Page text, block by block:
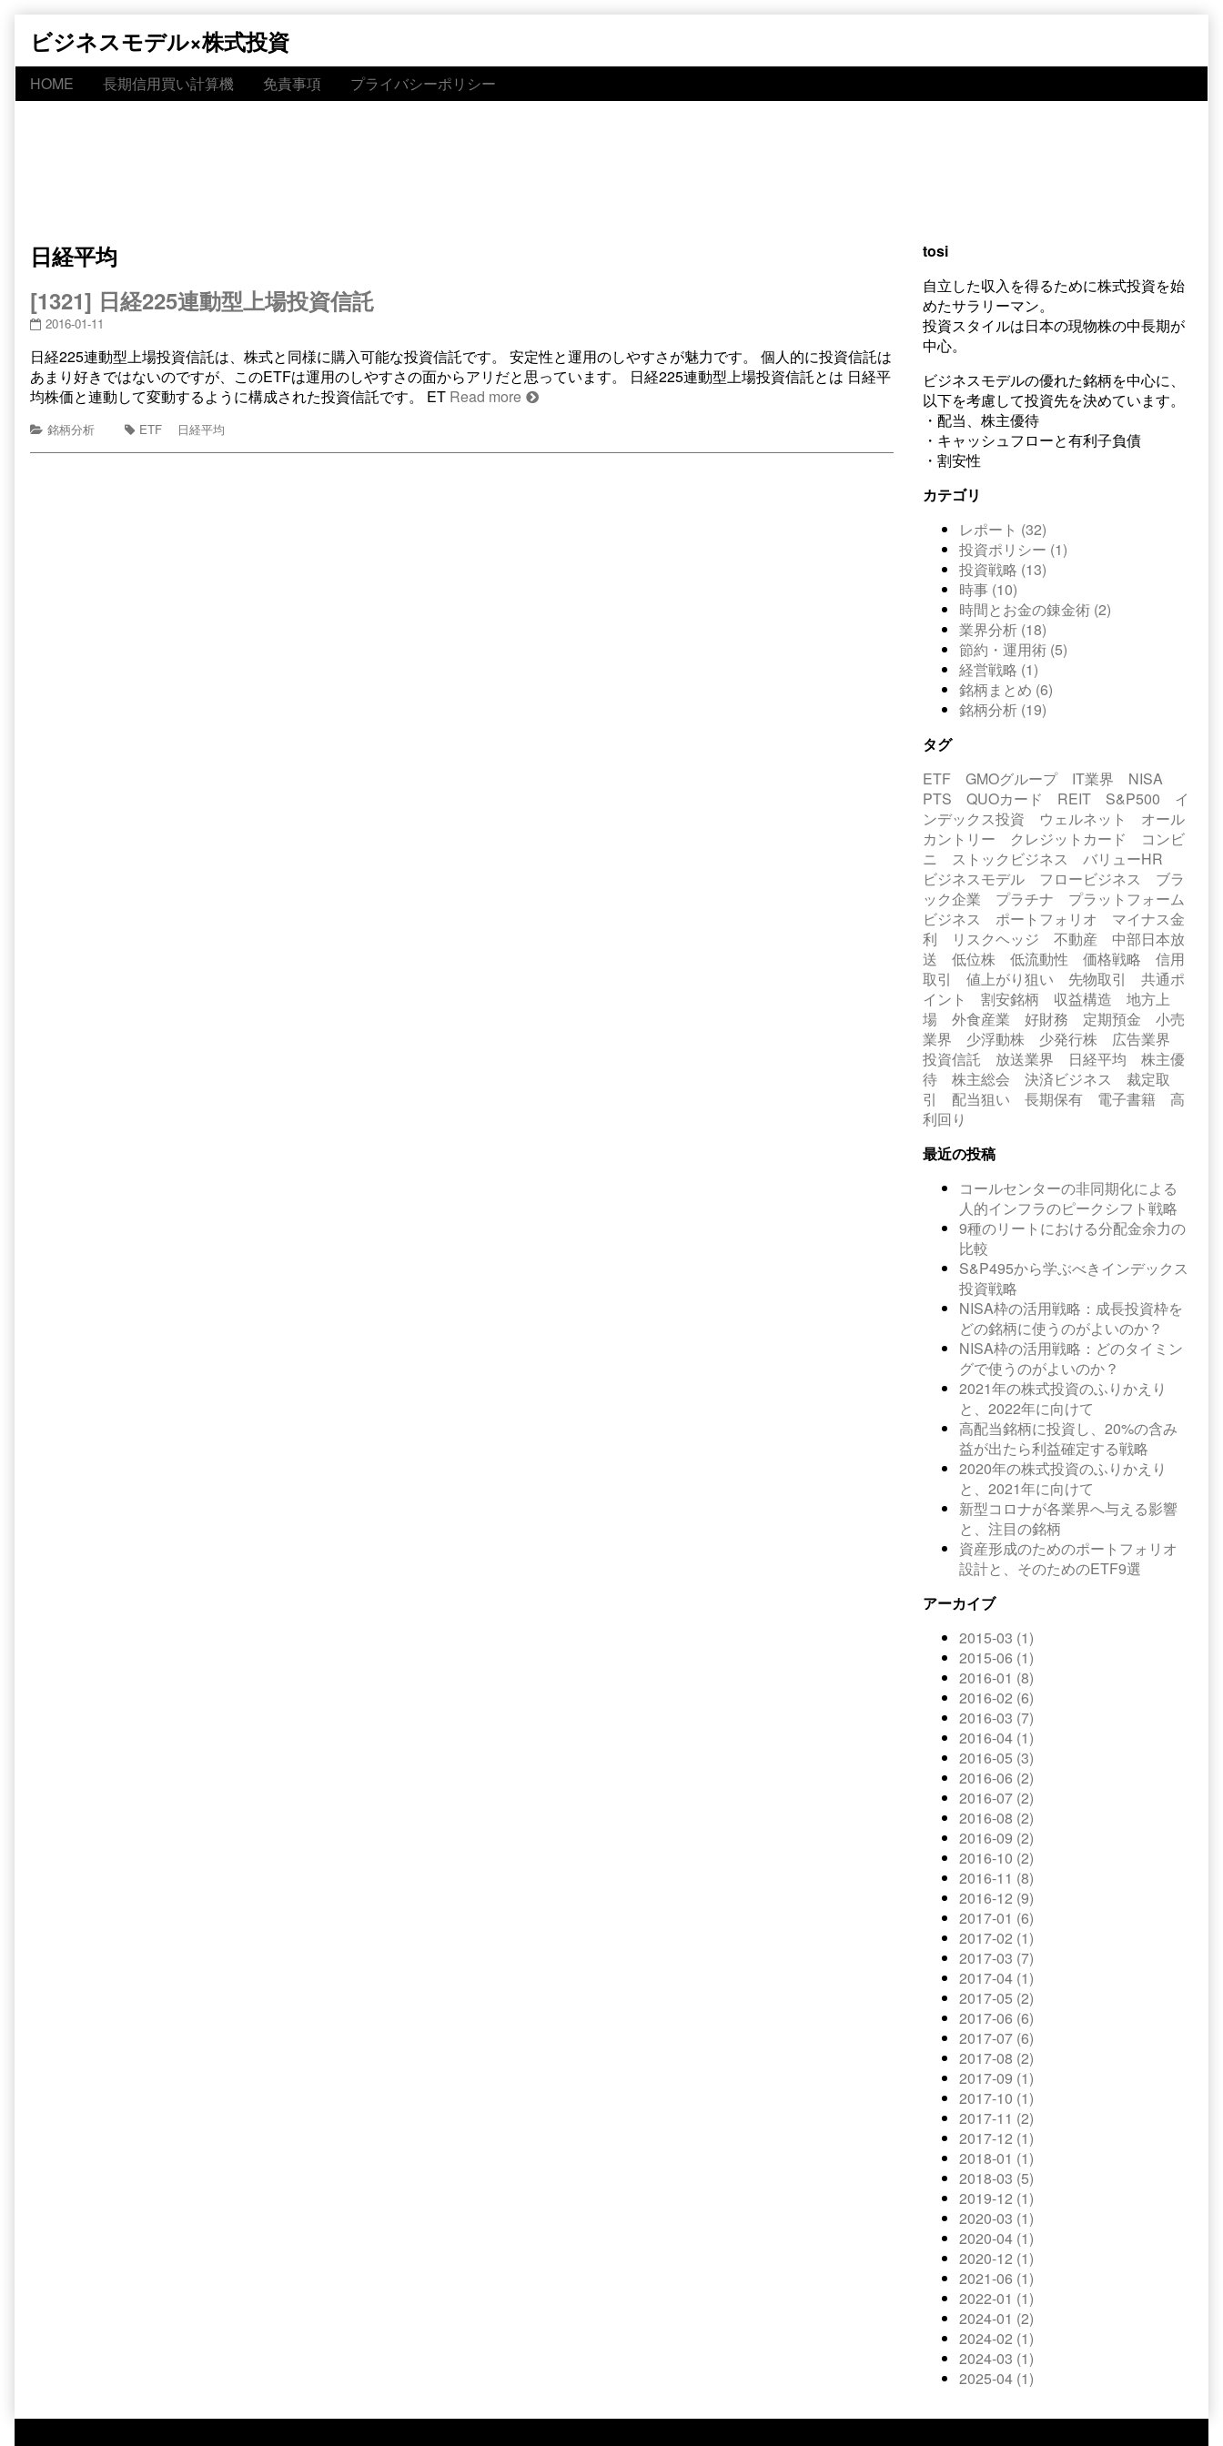
content
ビジネスモデル×株式投資
HOME 長期信用買い計算機 免責事項 プライバシーポリシー
日経平均
[1321] 日経225連動型上場投資信託
2016-01-11
日経225連動型上場投資信託は、株式と同様に購入可能な投資信託です。 安定性と運用のしやすさが魅力です。 個人的に投資信託は
あまり好きではないのですが、このETFは運用のしやすさの面からアリだと思っています。 日経225連動型上場投資信託とは 日経平
均株価と連動して変動するように構成された投資信託です。 ET Read more
銘柄分析 ETF 日経平均
tosi
自立した収入を得るために株式投資を始
めたサラリーマン。
投資スタイルは日本の現物株の中長期が
中心。
ビジネスモデルの優れた銘柄を中心に、
以下を考慮して投資先を決めています。
・配当、株主優待
・キャッシュフローと有利子負債
・割安性
カテゴリ
レポート (32)
投資ポリシー (1)
投資戦略 (13)
時事 (10)
時間とお金の錬金術 (2)
業界分析 (18)
節約・運用術 (5)
経営戦略 (1)
銘柄まとめ (6)
銘柄分析 (19)
タグ
ETF
GMOグループ IT業界
NISA
PTS
QUOカード REIT S&P500
イ
ンデックス投資
ウェルネット
オール
カントリー
クレジットカード
コンビ
ニ
ストックビジネス
バリューHR
ビジネスモデル
フロービジネス
ブラ
ック企業
プラチナ
プラットフォーム
ビジネス
ポートフォリオ
マイナス金
利
リスクヘッジ 不動産
中部日本放
送
低位株 低流動性 価格戦略
信用
取引
値上がり狙い 先物取引
共通ポ
イント
割安銘柄 収益構造
地方上
場
外食産業 好財務 定期預金
小売
業界
少浮動株 少発行株
広告業界
投資信託
放送業界 日経平均
株主優
待
株主総会 決済ビジネス
裁定取
引
配当狙い 長期保有 電子書籍
高
利回り
最近の投稿
コールセンターの非同期化による
人的インフラのピークシフト戦略
9種のリートにおける分配金余力の
比較
S&P495から学ぶべきインデックス
投資戦略
NISA枠の活用戦略：成長投資枠を
どの銘柄に使うのがよいのか？
NISA枠の活用戦略：どのタイミン
グで使うのがよいのか？
2021年の株式投資のふりかえり
と、2022年に向けて
高配当銘柄に投資し、20%の含み
益が出たら利益確定する戦略
2020年の株式投資のふりかえり
と、2021年に向けて
新型コロナが各業界へ与える影響
と、注目の銘柄
資産形成のためのポートフォリオ
設計と、そのためのETF9選
アーカイブ
2015-03 (1)
2015-06 (1)
2016-01 (8)
2016-02 (6)
2016-03 (7)
2016-04 (1)
2016-05 (3)
2016-06 (2)
2016-07 (2)
2016-08 (2)
2016-09 (2)
2016-10 (2)
2016-11 (8)
2016-12 (9)
2017-01 (6)
2017-02 (1)
2017-03 (7)
2017-04 (1)
2017-05 (2)
2017-06 (6)
2017-07 (6)
2017-08 (2)
2017-09 (1)
2017-10 (1)
2017-11 (2)
2017-12 (1)
2018-01 (1)
2018-03 (5)
2019-12 (1)
2020-03 (1)
2020-04 (1)
2020-12 (1)
2021-06 (1)
2022-01 (1)
2024-01 (2)
2024-02 (1)
2024-03 (1)
2025-04 (1)